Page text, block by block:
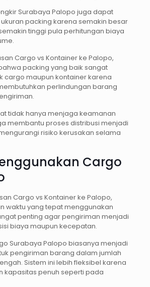
Surabaya Palopo juga dapat
packing karena semakin besar
tinggi pula perhitungan biaya
Cargo vs Kontainer ke Palopo,
packing yang baik sangat
cargo maupun kontainer karena
perlindungan barang
tidak hanya menjaga keamanan
membantu proses distribusi menjadi
risiko kerusakan selama
Cargo
Cargo vs Kontainer ke Palopo,
waktu yang tepat menggunakan
penting agar pengiriman menjadi
biaya maupun kecepatan.
Surabaya Palopo biasanya menjadi
pengiriman barang dalam jumlah
Sistem ini lebih fleksibel karena
kapasitas penuh seperti pada